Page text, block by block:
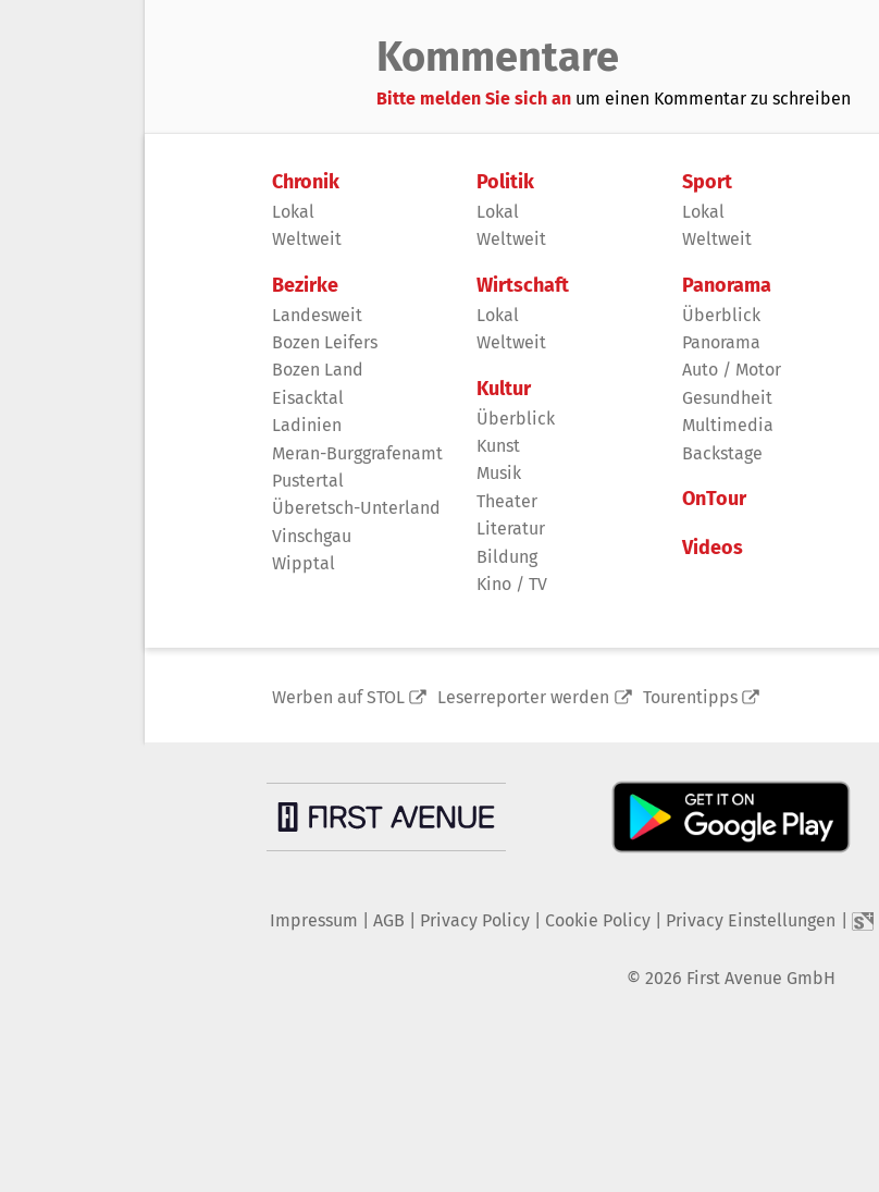
Kommentare
Bitte melden Sie sich an um einen Kommentar zu schreiben
Chronik
Lokal
Weltweit
Bezirke
Landesweit
Bozen Leifers
Bozen Land
Eisacktal
Ladinien
Meran-Burggrafenamt
Pustertal
Überetsch-Unterland
Vinschgau
Wipptal
Politik
Lokal
Weltweit
Wirtschaft
Lokal
Weltweit
Kultur
Überblick
Kunst
Musik
Theater
Literatur
Bildung
Kino / TV
Sport
Lokal
Weltweit
Panorama
Überblick
Panorama
Auto / Motor
Gesundheit
Multimedia
Backstage
OnTour
Videos
Werben auf STOL Leserreporter werden Tourentipps
Impressum AGB Privacy Policy| Cookie Policy| Privacy Einstellungen
© 2026 First Avenue GmbH